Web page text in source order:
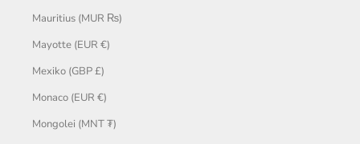
Mauritius (MUR ₨)
Mayotte (EUR €)
Mexiko (GBP £)
Monaco (EUR €)
Mongolei (MNT ₮)